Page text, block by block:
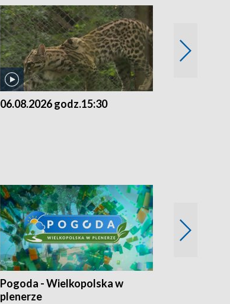
06.08.2026 godz.15:30
Pogoda - Wielkopolska w
plenerze